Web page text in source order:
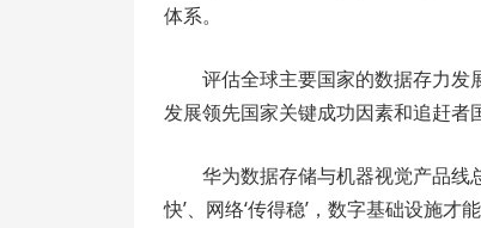
体系。
评估全球主要国家的数据存力发
发展领先国家关键成功因素和追赶者
华为数据存储与机器视觉产品线
快’、网络‘传得稳’，数字基础设施